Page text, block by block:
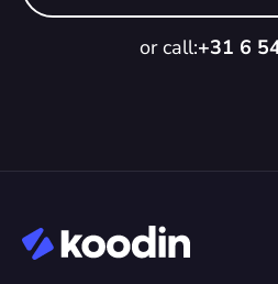
or call:+31 6